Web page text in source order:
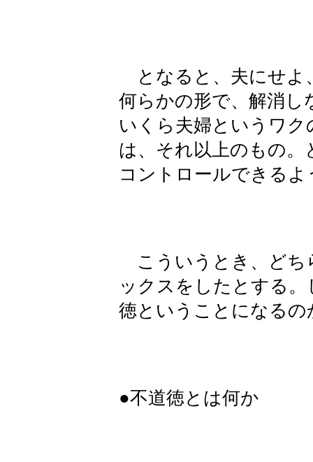
となると、夫にせよ
何らかの形で、解消し
いくら夫婦というワ
は、それ以上のもの。
コントロールできる
こういうとき、どち
ックスをしたとする
徳ということになるの
●不道徳とは何か